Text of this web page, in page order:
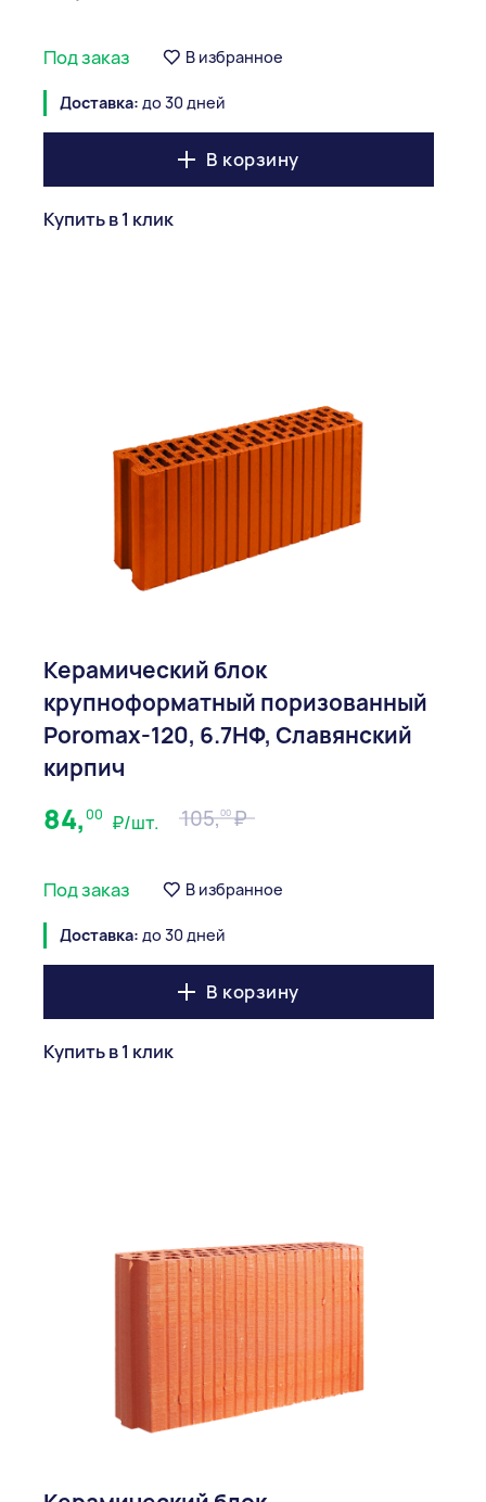
Под заказ В избранное
Доставка: до 30 дней
В корзину
Купить в 1 клик
Керамический блок
крупноформатный поризованный
Poromax-120, 6.7НФ, Славянский
кирпич
84,00 ₽/шт. 105,00
Под заказ В избранное
Доставка: до 30 дней
В корзину
Купить в 1 клик